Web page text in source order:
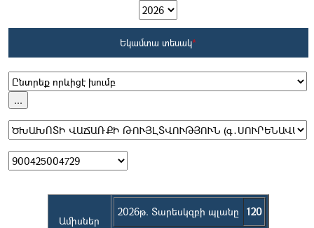
Եկամտա տեսակ*
Ամիսներ
2026թ. Տարեսկզբի պլանը
120